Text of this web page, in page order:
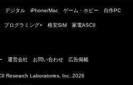
デジタル iPhone/Mac ゲーム・ホビー 自作PC
プログラミング+ 格安SIM 家電ASCII
運営会社 お問い合わせ 広告掲載
Research Laboratories, Inc. 2026